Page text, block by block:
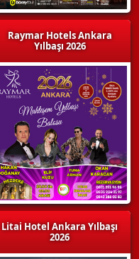
Raymar Hotels Ankara
Yılbaşı 2026
Litai Hotel Ankara Yılbaşı
2026